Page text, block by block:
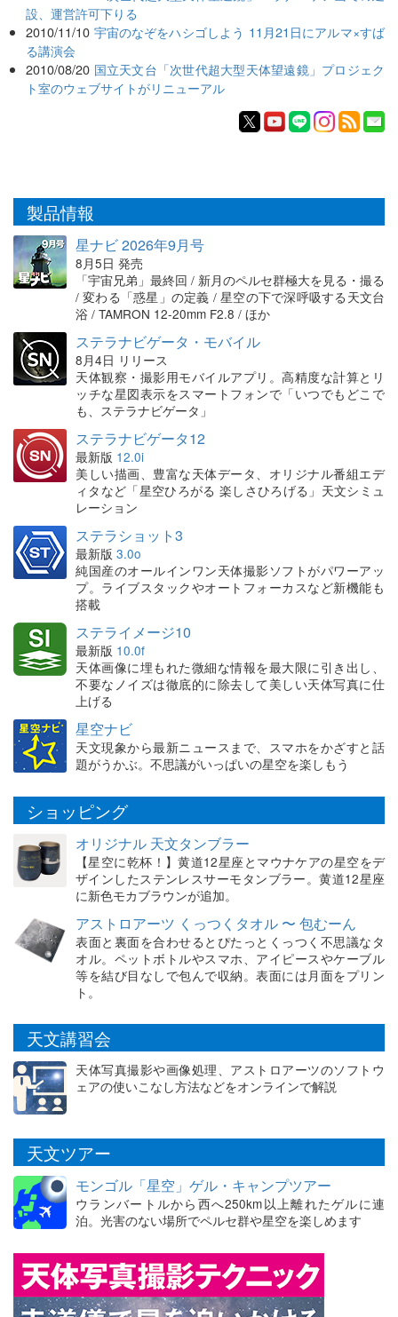
設、運営許可下りる
2010/11/10 宇宙のなぞをハシゴしよう 11月21日にアルマ×すば
る講演会
2010/08/20 国立天文台「次世代超大型天体望遠鏡」プロジェク
ト室のウェブサイトがリニューアル
製品情報
星ナビ 2026年9月号
8月5日 発売
「宇宙兄弟」最終回 / 新月のペルセ群極大を見る・撮る
/ 変わる「惑星」の定義 / 星空の下で深呼吸する天文台
浴 / TAMRON 12-20mm F2.8 / ほか
ステラナビゲータ・モバイル
8月4日 リリース
天体観察・撮影用モバイルアプリ。高精度な計算とリ
ッチな星図表示をスマートフォンで「いつでもどこで
も、ステラナビゲータ」
ステラナビゲータ12
最新版 12.0i
美しい描画、豊富な天体データ、オリジナル番組エデ
ィタなど「星空ひろがる 楽しさひろげる」天文シミュ
レーション
ステラショット3
最新版 3.0o
純国産のオールインワン天体撮影ソフトがパワーアッ
プ。ライブスタックやオートフォーカスなど新機能も
搭載
ステライメージ10
最新版 10.0f
天体画像に埋もれた微細な情報を最大限に引き出し、
不要なノイズは徹底的に除去して美しい天体写真に仕
上げる
星空ナビ
天文現象から最新ニュースまで、スマホをかざすと話
題がうかぶ。不思議がいっぱいの星空を楽しもう
ショッピング
オリジナル 天文タンブラー
【星空に乾杯！】黄道12星座とマウナケアの星空をデ
ザインしたステンレスサーモタンブラー。黄道12星座
に新色モカブラウンが追加。
アストロアーツ くっつくタオル 〜 包むーん
表面と裏面を合わせるとぴたっとくっつく不思議なタ
オル。ペットボトルやスマホ、アイピースやケーブル
等を結び目なしで包んで収納。表面には月面をプリン
ト。
天文講習会
天体写真撮影や画像処理、アストロアーツのソフトウ
ェアの使いこなし方法などをオンラインで解説
天文ツアー
モンゴル「星空」ゲル・キャンプツアー
ウランバートルから西へ250km以上離れたゲルに連
泊。光害のない場所でペルセ群や星空を楽しめます